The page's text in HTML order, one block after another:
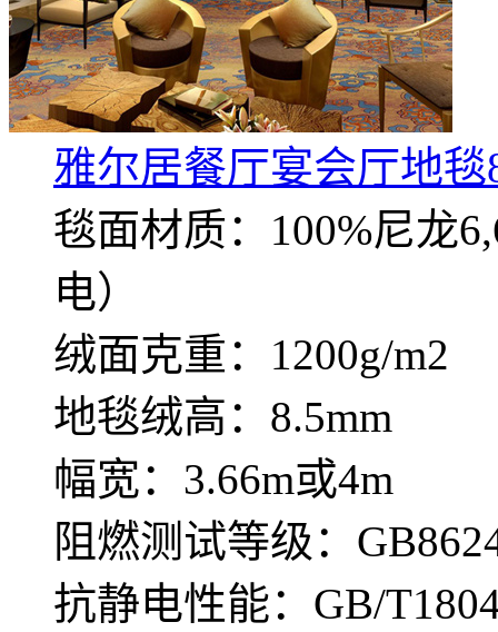
雅尔居餐厅宴会厅地毯
毯面材质：100%尼龙
电）
绒面克重：1200g/m2
地毯绒高：8.5mm
幅宽：3.66m或4m
阻燃测试等级：
抗静电性能：GB/